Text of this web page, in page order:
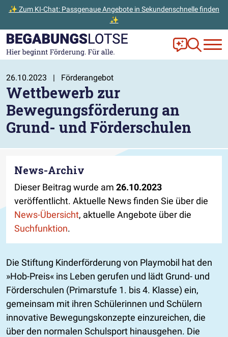
✨ Zum KI-Chat: Passgenaue Angebote in Sekundenschnelle finden
✨
Zum Hauptinhalt der Seite springen
Zur Startseite gehen Frag Ella!
Zur
26.10.2023 | Förderangebot
Wettbewerb zur
Bewegungsförderung an
Grund- und Förderschulen
News-Archiv
Dieser Beitrag wurde am 26.10.2023
veröffentlicht. Aktuelle News finden Sie über die
News-Übersicht, aktuelle Angebote über die
Suchfunktion.
Die Stiftung Kinderförderung von Playmobil hat den
»Hob-Preis« ins Leben gerufen und lädt Grund- und
Förderschulen (Primarstufe 1. bis 4. Klasse) ein,
gemeinsam mit ihren Schülerinnen und Schülern
innovative Bewegungskonzepte einzureichen, die
über den normalen Schulsport hinausgehen. Die